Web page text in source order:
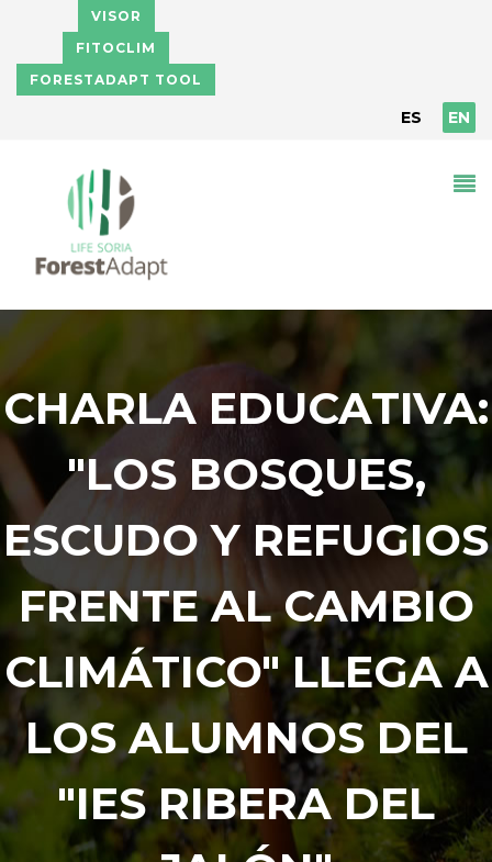
Skip to main content
VISOR
FITOCLIM
FORESTADAPT TOOL
ES EN
CHARLA EDUCATIVA:
"LOS BOSQUES,
ESCUDO Y REFUGIOS
FRENTE AL CAMBIO
CLIMÁTICO" LLEGA A
LOS ALUMNOS DEL
"IES RIBERA DEL